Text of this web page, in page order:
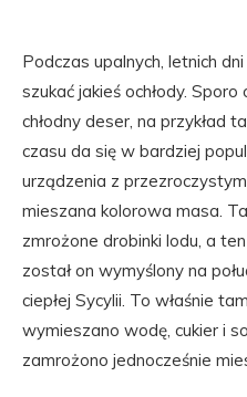
Podczas upalnych, letnich
szukać jakieś ochłody.
chłodny deser, na przykład
czasu da się w bardziej
urządzenia z
mieszana kolorowa masa.
zmrożone drobinki lodu, a
został on wymyślony na
ciepłej Sycylii. To właśnie
wymieszano wodę, cukier i
zamrożono jednocześnie